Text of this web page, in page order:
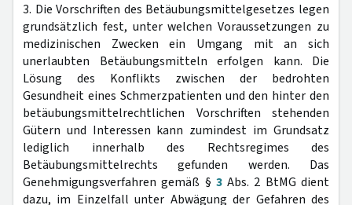
3. Die Vorschriften des Betäubungsmittelgesetzes legen
grundsätzlich fest, unter welchen Voraussetzungen zu
medizinischen Zwecken ein Umgang mit an sich
unerlaubten Betäubungsmitteln erfolgen kann. Die
Lösung des Konflikts zwischen der bedrohten
Gesundheit eines Schmerzpatienten und den hinter den
betäubungsmittelrechtlichen Vorschriften stehenden
Gütern und Interessen kann zumindest im Grundsatz
lediglich innerhalb des Rechtsregimes des
Betäubungsmittelrechts gefunden werden. Das
Genehmigungsverfahren gemäß § 3Abs. 2 BtMG dient
dazu, im Einzelfall unter Abwägung der Gefahren des